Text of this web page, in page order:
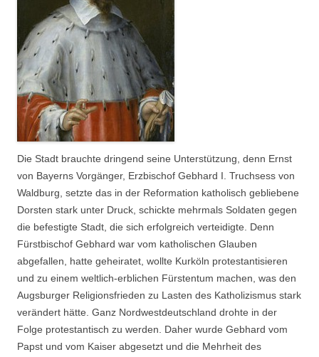
Die Stadt brauchte dringend seine Unterstützung, denn Ernst
von Bayerns Vorgänger, Erzbischof Gebhard I. Truchsess von
Waldburg, setzte das in der Reformation katholisch gebliebene
Dorsten stark unter Druck, schickte mehrmals Soldaten gegen
die befestigte Stadt, die sich erfolgreich verteidigte. Denn
Fürstbischof Gebhard war vom katholischen Glauben
abgefallen, hatte geheiratet, wollte Kurköln protestantisieren
und zu einem weltlich-erblichen Fürstentum machen, was den
Augsburger Religionsfrieden zu Lasten des Katholizismus stark
verändert hätte. Ganz Nordwestdeutschland drohte in der
Folge protestantisch zu werden. Daher wurde Gebhard vom
Papst und vom Kaiser abgesetzt und die Mehrheit des